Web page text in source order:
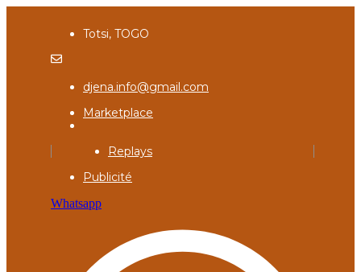
Totsi, TOGO
djena.info@gmail.com
Marketplace
Replays
Publicité
Whatsapp